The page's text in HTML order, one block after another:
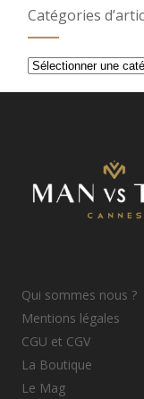
Catégories
Catégories
Qui sommes nous ?
Mentions légales
CGU et CGV
La Boutique
Le Mag